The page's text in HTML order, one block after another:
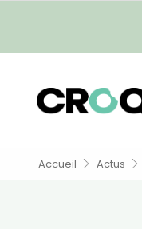
Accueil Actus